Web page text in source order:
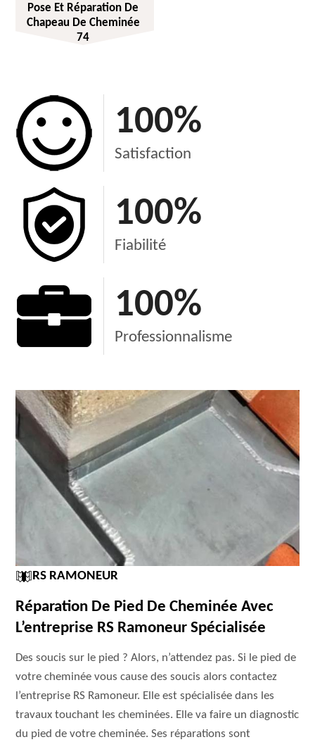
Pose Et Réparation De
Chapeau De Cheminée
74
100%
Satisfaction
100%
Fiabilité
100%
Professionnalisme
RS RAMONEUR
Réparation De Pied De Cheminée Avec
L’entreprise RS Ramoneur Spécialisée
Des soucis sur le pied ? Alors, n’attendez pas. Si le pied de
votre cheminée vous cause des soucis alors contactez
l’entreprise RS Ramoneur. Elle est spécialisée dans les
travaux touchant les cheminées. Elle va faire un diagnostic
du pied de votre cheminée. Ses réparations sont